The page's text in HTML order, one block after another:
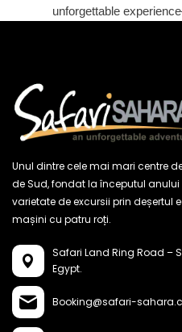
unforgettable
Unul dintre cele mai mari centre
de Sud, fondat la începutul
varietate de excursii prin deșertul
mașini cu patru roți.
Safari Land Ring Road –
Egypt.
Booking@safari-